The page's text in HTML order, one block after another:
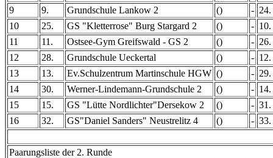
9
9. Grundschule Lankow 2 () - 24.
10
25. GS "Kletterrose" Burg Stargard 2 () - 10.
11
11. Ostsee-Gym Greifswald - GS 2 () - 26.
12
28. Grundschule Ueckertal () - 12.
13
13. Ev.Schulzentrum Martinschule HGW () - 29.
14
30. Werner-Lindemann-Grundschule 2 () - 14.
15
15. GS "Lütte Nordlichter"Dersekow 2 () - 31.
16
32. GS"Daniel Sanders" Neustrelitz 4 () - 33.
Paarungsliste der 2. Runde